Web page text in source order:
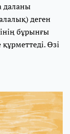
даланы
деген
бұрынғы
Өзі